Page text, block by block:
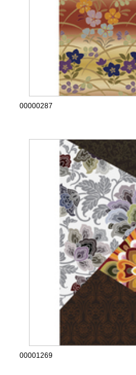
00000287
00001269